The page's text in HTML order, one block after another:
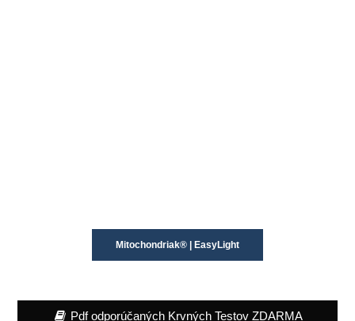
Mitochondriak® | EasyLight
Pdf odporúčaných Krvných Testov ZDARMA